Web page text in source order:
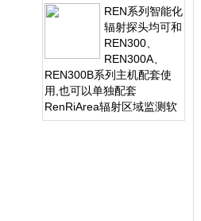
连续测量和记录280万条辐
射剂量率数据，更换
REN系列智能化
辐射探头均可和
REN300、
REN300A、
REN300B系列主机配套使
用,也可以单独配套
RenRiArea辐射区域监测软
件使用。且具有